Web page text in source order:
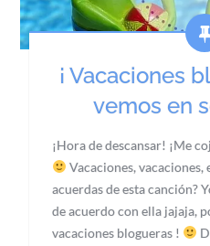
¡ Vacaciones
vemos en
¡Hora de descansar! ¡Me
Vacaciones,
acuerdas de esta canción?
de acuerdo con ella jajaja,
vacaciones blogueras !